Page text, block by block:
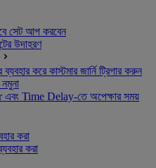
সেট আপ করবেন
উদাহরণ
করে কাস্টমার জার্নি ট্রিগার করুন
Time Delay-তে অপেক্ষার সময়
করা
করা